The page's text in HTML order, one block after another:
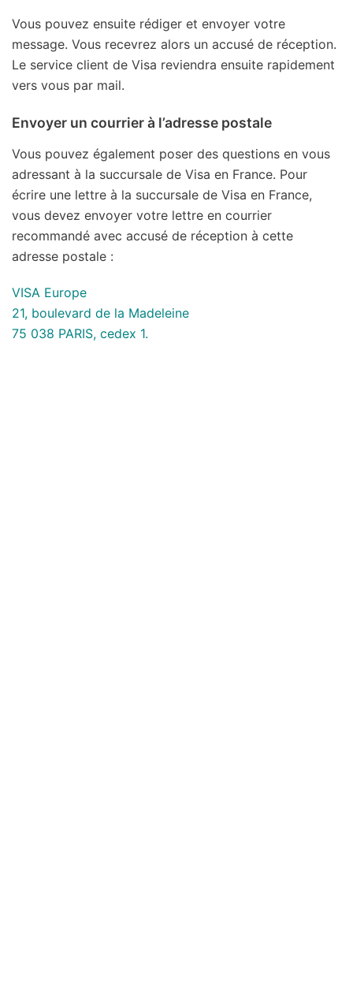
Vous pouvez ensuite rédiger et envoyer votre
message. Vous recevrez alors un accusé de réception.
Le service client de Visa reviendra ensuite rapidement
vers vous par mail.
Envoyer un courrier à l’adresse postale
Vous pouvez également poser des questions en vous
adressant à la succursale de Visa en France. Pour
écrire une lettre à la succursale de Visa en France,
vous devez envoyer votre lettre en courrier
recommandé avec accusé de réception à cette
adresse postale :
VISA Europe
21, boulevard de la Madeleine
75 038 PARIS, cedex 1.